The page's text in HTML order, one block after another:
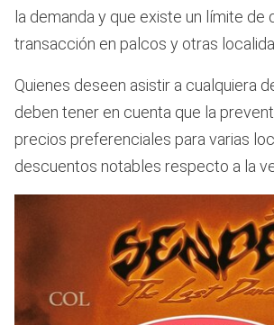
la demanda y que existe un límite de
transacción en palcos y otras
Quienes deseen asistir a cualquiera
deben tener en cuenta que la
precios preferenciales para varias
descuentos notables respecto a la